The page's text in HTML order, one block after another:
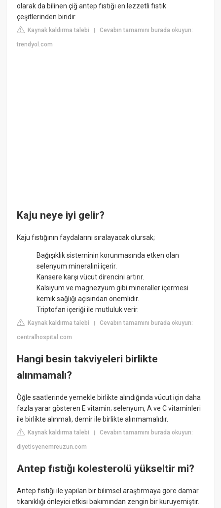
olarak da bilinen çiğ antep fıstığı en lezzetli fıstık
çeşitlerinden biridir.
Kaynak kaldırma talebi |Cevabın tamamını burada okuyun:
trendyol.com
Kaju neye iyi gelir?
Kaju fıstığının faydalarını sıralayacak olursak;
Bağışıklık sisteminin korunmasında etken olan
selenyum mineralini içerir.
Kansere karşı vücut direncini artırır.
Kalsiyum ve magnezyum gibi mineraller içermesi
kemik sağlığı açısından önemlidir.
Triptofan içeriği ile mutluluk verir.
Kaynak kaldırma talebi |Cevabın tamamını burada okuyun:
centralhospital.com
Hangi besin takviyeleri birlikte
alınmamalı?
Öğle saatlerinde yemekle birlikte alındığında vücut için daha
fazla yarar gösteren E vitamin; selenyum, A ve C vitaminleri
ile birlikte alınmalı, demir ile birlikte alınmamalıdır.
Kaynak kaldırma talebi |Cevabın tamamını burada okuyun:
diyetisyenemreuzun.com
Antep fıstığı kolesterolü yükseltir mi?
Antep fıstığı ile yapılan bir bilimsel araştırmaya göre damar
tıkanıklığı önleyici etkisi bakımından zengin bir kuruyemiştir.